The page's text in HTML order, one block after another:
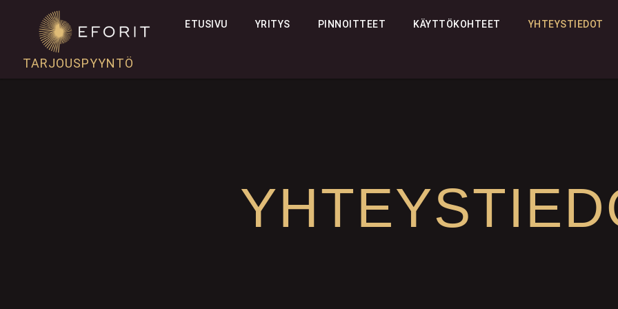
TARJOUSPYYNTÖ
ETUSIVU YRITYS PINNOITTEET KÄYTTÖKOHTEET YHTEYSTIEDOT